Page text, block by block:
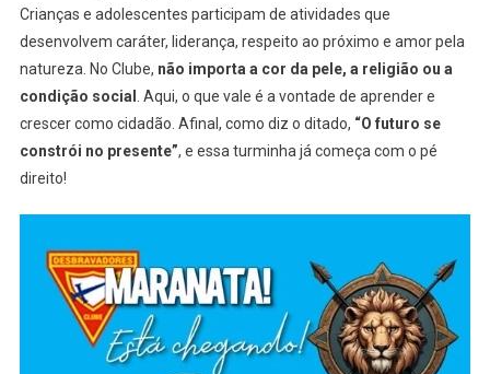
Crianças e adolescentes participam de atividades que
desenvolvem caráter, liderança, respeito ao próximo e amor pela
natureza. No Clube, não importa a cor da pele, a religião ou a
condição social . Aqui, o que vale é a vontade de aprender e
crescer como cidadão. Afinal, como diz o ditado, “O futuro se
constrói no presente”, e essa turminha já começa com o pé
direito!